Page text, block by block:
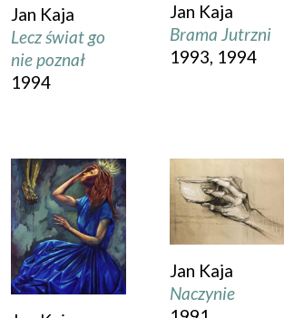
Jan Kaja
Lecz świat go
nie poznał
1994
Jan Kaja
Brama Jutrzni
1993, 1994
Jan Kaja
Naczynie